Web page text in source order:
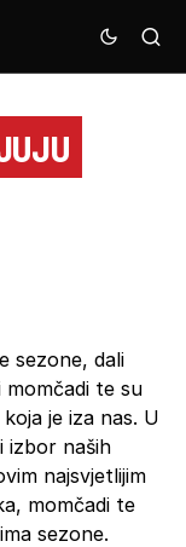
sezone, dali
momčadi te su
je iza nas. U
izbor naših
najsvjetlijim
momčadi te
sezone.